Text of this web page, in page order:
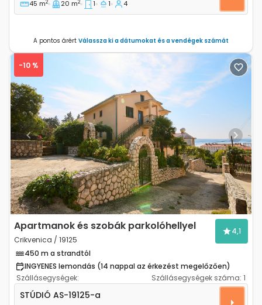
45 m2 20 m2 1 1 4
A pontos árért Válassza ki a dátumokat és a vendégek számát
Previous Next
-10 %
Apartmanok és szobák parkolóhellyel
Crikvenica / 19125
4,1
450 m a strandtól
INGYENES lemondás (14 nappal az érkezést megelőzően)
Szállásegységek:
Szállásegységek száma: 1
Stúdió apartman Crikvenica AS-19125-a
STÚDIÓ AS-19125-a